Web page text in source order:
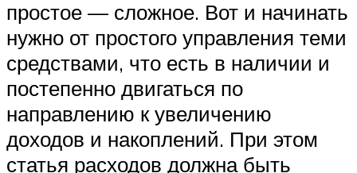
простое — сложное. Вот и начинать
нужно от простого управления теми
средствами, что есть в наличии и
постепенно двигаться по
направлению к увеличению
доходов и накоплений. При этом
статья расходов должна быть